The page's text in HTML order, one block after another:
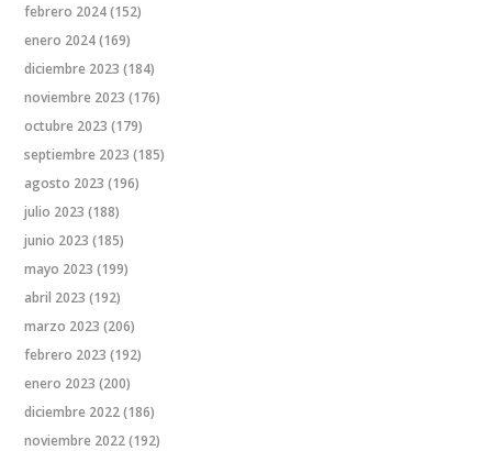
febrero 2024(152)
enero 2024(169)
diciembre 2023 (184)
noviembre 2023 (176)
octubre 2023 (179)
septiembre 2023 (185)
agosto 2023 (196)
julio 2023 (188)
junio 2023 (185)
mayo 2023 (199)
abril 2023 (192)
marzo 2023 (206)
febrero 2023 (192)
enero 2023 (200)
diciembre 2022(186)
noviembre 2022(192)